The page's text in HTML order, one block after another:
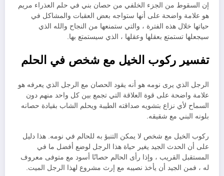
إن السقوط من الجزء الخلفي من حصان بني في حلم العذراء مريم
هو علامة واضحة على أنها ستواجه بعض العقبات والمشاكل في
حياتها خلال هذه الفترة ، والتي ستمنعها من النجاح والله الذي
سيجعلها تستمتع بعقلها وعقلها ، الذي سيستمتع بها.
تفسير ركوب الخيل مع شخص في الحلم
الرجل الذي يرى نومه هو أنه يقود الحصان مع الرجل الذي يعرفه هو
علامة واضحة على قوة العلاقة التي تجمع بين كل واحد منهم دون
السماح لأي نزاع بتشويه صداقته الطيبة ويحلم الشاب بقيادة حصانه
بلونه البني مع شقيقه.
ركوب الخيل مع شخص لا يمكن التنبؤ به للحالم في نومه. هذا دليل
على أن الحدث الجيد يغير حياة هذا الرجل لوضع أفضل ما في
المستقبل القريب ، وإذا رأى الحالم حصانًا أسود مع متوفى معروف
له ، فمن الجيد أن يأخذ نصيبه مع إرث مشروع لهذا الرجل الميت.